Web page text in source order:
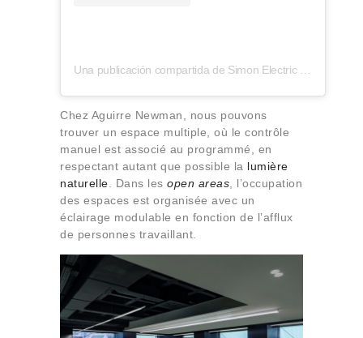
Chez Aguirre Newman, nous pouvons
trouver un espace multiple, où le contrôle
manuel est associé au programmé, en
respectant autant que possible la lumière
naturelle . Dans les open areas , l’occupation
des espaces est organisée avec un
éclairage modulable en fonction de l’afflux
de personnes travaillant.